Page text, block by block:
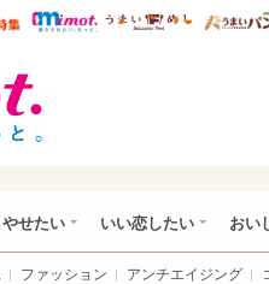
ウレぴあ総研 ディズニー特集
mimot. うまいめ
やせたい いい恋したい おい
ファッション アンチエイジング